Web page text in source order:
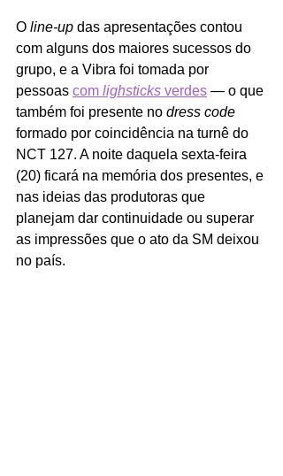
O line-up das apresentações contou
com alguns dos maiores sucessos do
grupo, e a Vibra foi tomada por
pessoas com lighsticks verdes — o que
também foi presente no dress code
formado por coincidência na turnê do
NCT 127. A noite daquela sexta-feira
(20) ficará na memória dos presentes, e
nas ideias das produtoras que
planejam dar continuidade ou superar
as impressões que o ato da SM deixou
no país.